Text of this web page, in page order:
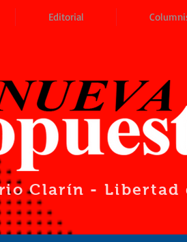
Editorial
Clarín - Libertad